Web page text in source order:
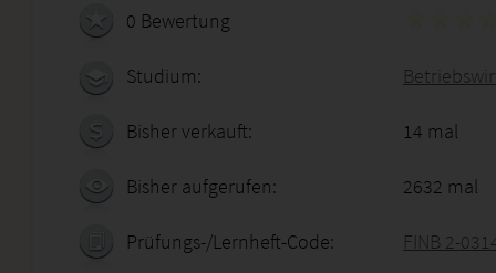
0 Bewertung
Studium:
Bisher verkauft: 14 mal
Bisher aufgerufen: 2632 mal
Prüfungs-/Lernheft-Code: FINB 2-